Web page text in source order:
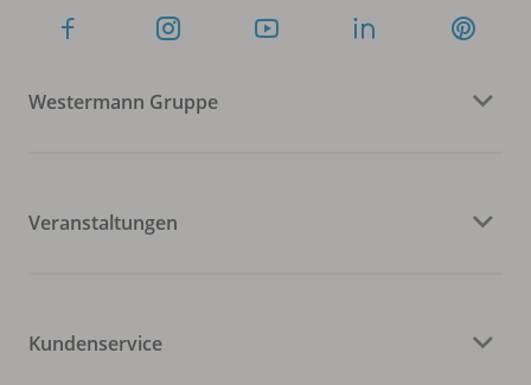
Westermann Gruppe
Veranstaltungen
Kundenservice